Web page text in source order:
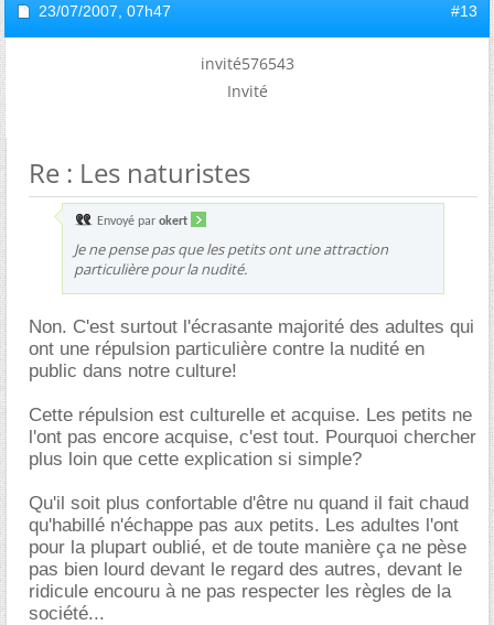
23/07/2007, 07h47 #13
invité576543
Invité
Re : Les naturistes
Envoyé par okert
Je ne pense pas que les petits ont une attraction
particulière pour la nudité.
Non. C'est surtout l'écrasante majorité des adultes qui
ont une répulsion particulière contre la nudité en
public dans notre culture!
Cette répulsion est culturelle et acquise. Les petits ne
l'ont pas encore acquise, c'est tout. Pourquoi chercher
plus loin que cette explication si simple?
Qu'il soit plus confortable d'être nu quand il fait chaud
qu'habillé n'échappe pas aux petits. Les adultes l'ont
pour la plupart oublié, et de toute manière ça ne pèse
pas bien lourd devant le regard des autres, devant le
ridicule encouru à ne pas respecter les règles de la
société...